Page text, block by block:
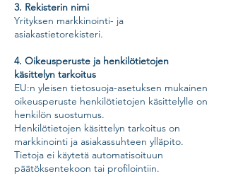
3. Rekisterin nimi
Yrityksen markkinointi- ja
asiakastietorekisteri.
4. Oikeusperuste ja henkilötietojen
käsittelyn tarkoitus
EU:n yleisen tietosuoja-asetuksen mukainen
oikeusperuste henkilötietojen käsittelylle on
henkilön suostumus.
Henkilötietojen käsittelyn tarkoitus on
markkinointi ja asiakassuhteen ylläpito.
Tietoja ei käytetä automatisoituun
päätöksentekoon tai profilointiin.